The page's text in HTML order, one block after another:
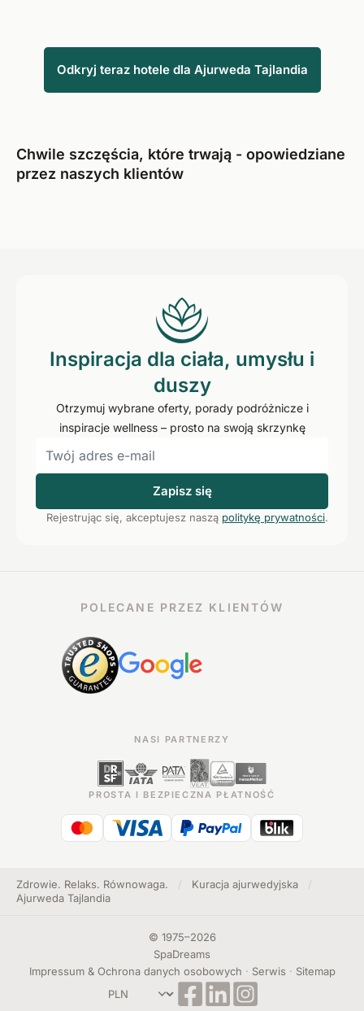
Odkryj teraz hotele dla Ajurweda Tajlandia
Chwile szczęścia, które trwają - opowiedziane
przez naszych klientów
Inspiracja dla ciała, umysłu i
duszy
Otrzymuj wybrane oferty, porady podróżnicze i
inspiracje wellness – prosto na swoją skrzynkę
Zapisz się
Rejestrując się, akceptujesz naszą politykę prywatności.
POLECANE PRZEZ KLIENTÓW
NASI PARTNERZY
PROSTA I BEZPIECZNA PŁATNOŚĆ
Zdrowie. Relaks. Równowaga. Kuracja ajurwedyjska
Ajurweda Tajlandia
© 1975–2026
SpaDreams
Impressum & Ochrona danych osobowych · Serwis · Sitemap